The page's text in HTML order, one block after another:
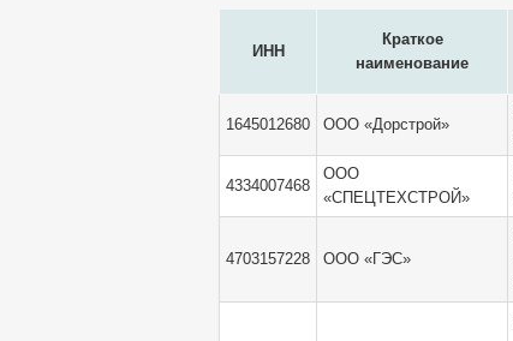
ИНН
Краткое
наименование
1645012680 ООО «Дорстрой»
4334007468
ООО
«СПЕЦТЕХСТРОЙ»
4703157228 ООО «ГЭС»